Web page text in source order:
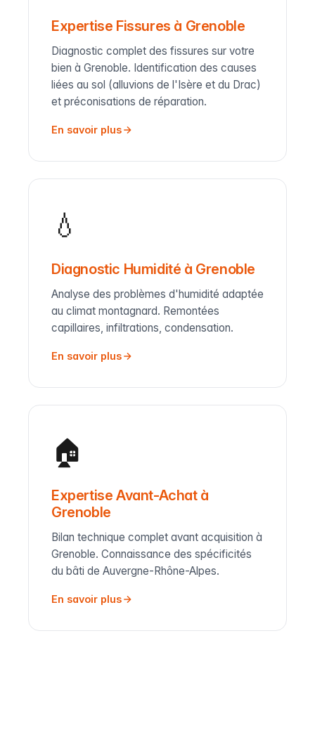
Expertise Fissures à Grenoble
Diagnostic complet des fissures sur votre
bien à Grenoble. Identification des causes
liées au sol (alluvions de l'Isère et du Drac)
et préconisations de réparation.
En savoir plus
💧
Diagnostic Humidité à Grenoble
Analyse des problèmes d'humidité adaptée
au climat montagnard. Remontées
capillaires, infiltrations, condensation.
En savoir plus
🏠
Expertise Avant-Achat à
Grenoble
Bilan technique complet avant acquisition à
Grenoble. Connaissance des spécificités
du bâti de Auvergne-Rhône-Alpes.
En savoir plus